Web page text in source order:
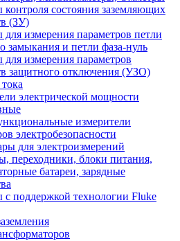
состояния заземляющих
(ЗУ)
измерения параметров петли
замыкания и петли фаза-нуль
измерения параметров
защитного отключения (УЗО)
электрической мощности
измерители
электробезопасности
для электроизмерений
переходники, блоки питания,
батареи, зарядные
поддержкой технологии Fluke